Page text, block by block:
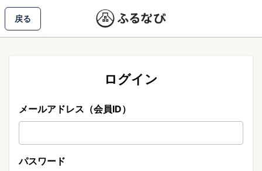
戻る
ログイン
メールアドレス（会員ID）
パスワード